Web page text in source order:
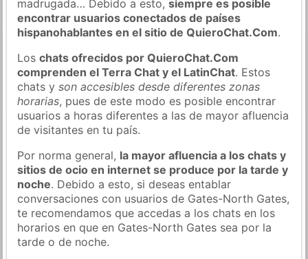
madrugada… Debido a esto,siempre es posible
encontrar usuarios conectados de países
hispanohablantes en el sitio de QuieroChat.Com.
Loschats ofrecidos por QuieroChat.Com
comprenden el Terra Chat y el LatinChat. Estos
chats yson accesibles desde diferentes zonas
horarias, pues de este modo es posible encontrar
usuarios a horas diferentes a las de mayor afluencia
de visitantes en tu país.
Por norma general, la mayor afluencia a los chats y
sitios de ocio en internet se produce por la tarde y
noche. Debido a esto, si deseas entablar
conversaciones con usuarios de Gates-North Gates,
te recomendamos que accedas a los chats en los
horarios en que en Gates-North Gates sea por la
tarde o de noche.